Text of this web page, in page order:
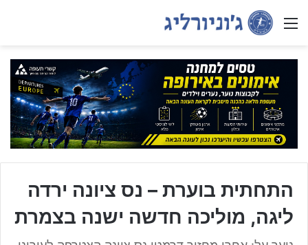
Menu
התחתית בוערת – נס ציונה ירדה
ליגה, מוליכה חדשה ישנה בצמרת